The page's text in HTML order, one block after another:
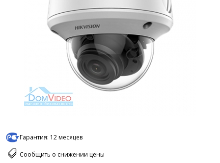
Гарантия: 12 месяцев
Сообщить о снижении цены